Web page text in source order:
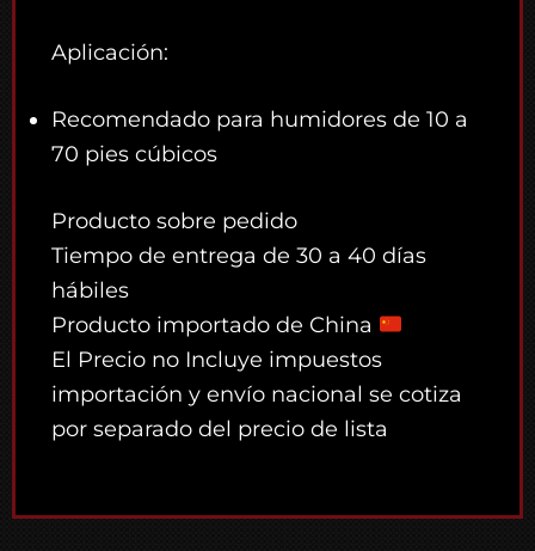
Aplicación:
Recomendado para humidores de 10 a
70 pies cúbicos
Producto sobre pedido
Tiempo de entrega de 30 a 40 días
hábiles
Producto importado de China
El Precio no Incluye impuestos
importación y envío nacional se cotiza
por separado del precio de lista